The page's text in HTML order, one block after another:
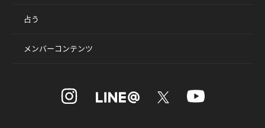
占う
メンバーコンテンツ